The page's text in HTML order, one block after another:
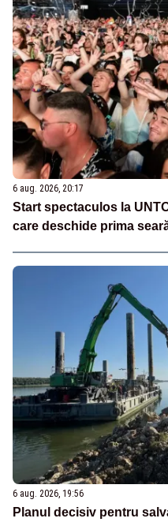
6 aug. 2026, 20:17
Start spectaculos la
care deschide prima
6 aug. 2026, 19:56
Planul decisiv pentru